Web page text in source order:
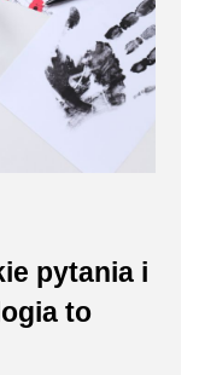
pytania i
to